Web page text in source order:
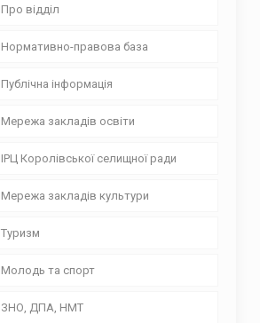
Про відділ
Структура
Положення
Графік роботи
Плани
Звіти
Нормативно-правова база
Закони
Розпорядження та рішення
Накази
Публічна інформація
Фінансові звіти
Публічні закупівлі
Мережа закладів освіти
Приватні заклади дошкільної
селищної ради
Веряцький заклад дошкільної
ІРЦ Королівської селищної ради
Мережа закладів культури
Новоселицький музейний
Туризм
Молодь та спорт
ЗНО, ДПА, НМТ